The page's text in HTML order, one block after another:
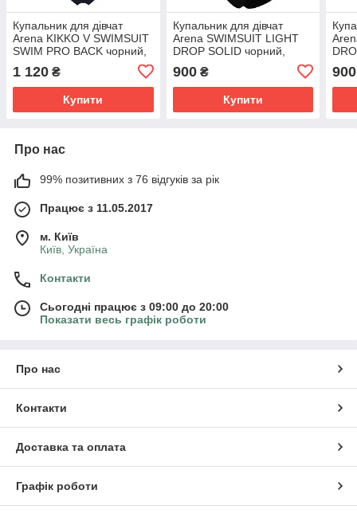
Купальник для дівчат
Arena KIKKO V SWIMSUIT
SWIM PRO BACK чорний,
1 120 ₴
Купити
Купальник для дівчат
Arena SWIMSUIT LIGHT
DROP SOLID чорний,
бірюзовий, жовтий, фуксія
Діт 116 см
900₴
Купити
Діт
900
Про нас
99% позитивних з 76 відгуків за рік
Працює з 11.05.2017
м. Київ
Київ, Україна
Контакти
Сьогодні працює з 09:00 до 20:00
Показати весь графік роботи
Про нас
Контакти
Доставка та оплата
Графік роботи